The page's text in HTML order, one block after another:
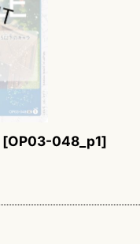
[OP03-048_p1]